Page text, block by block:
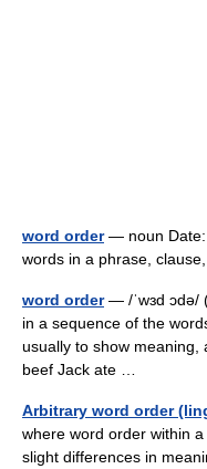
word order— noun Date:
words in a phrase,
word order— /ˈwɜd ɔdə/
in a sequence of the
usually to show meaning,
beef Jack ate …
Arbitrary word order
where word order within
slight differences in